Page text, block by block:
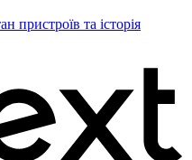
пристроїв та історія